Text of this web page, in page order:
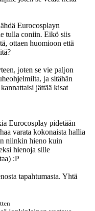
Eurocosplayn
tulla coniin. Eikö siis
ottaen huomioon että
joten se vie paljon
ja sitähän
jättää kisat
Eurocosplay pidetään
varata kokonaista hallia
niinkin hieno kuin
hienoja sille
:P
tapahtumasta. Yhtä